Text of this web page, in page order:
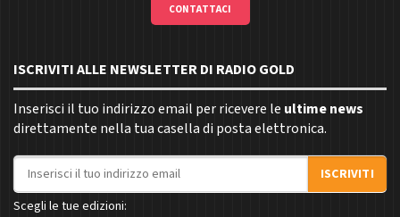
CONTATTACI
ISCRIVITI ALLE NEWSLETTER DI RADIO GOLD
Inserisci il tuo indirizzo email per ricevere le ultime news
direttamente nella tua casella di posta elettronica.
Indirizzo email
ISCRIVITI
Scegli le tue edizioni: